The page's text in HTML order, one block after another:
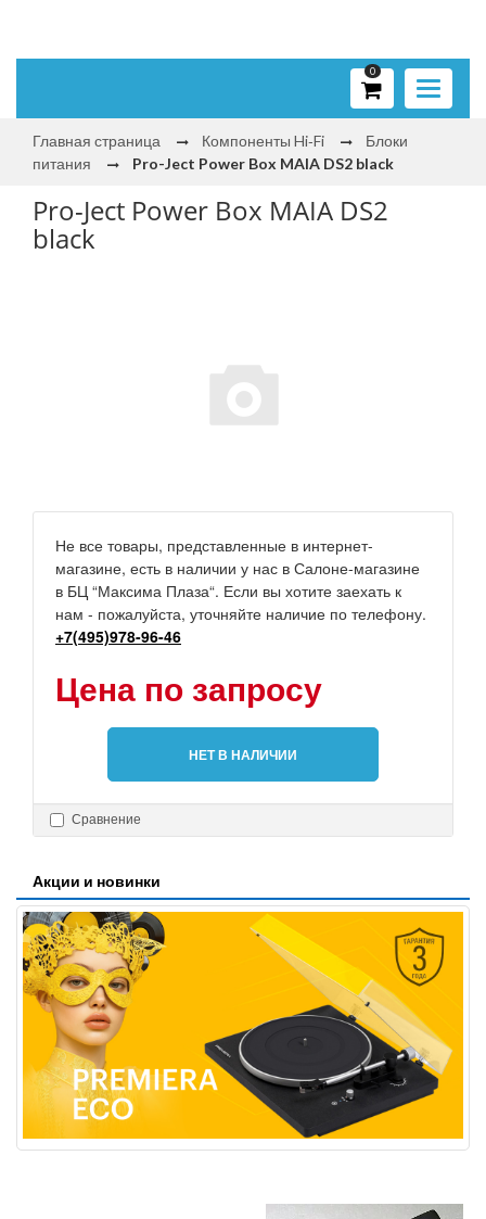
Toggle
0
Главная страница Компоненты Hi‑Fi
Блоки
питания
Pro-Ject Power Box MAIA DS2 black
Pro-Ject Power Box MAIA DS2
black
Не все товары, представленные в интернет-
магазине, есть в наличии у нас в Салоне-магазине
в БЦ “Максима Плаза“. Если вы хотите заехать к
нам - пожалуйста, уточняйте наличие по телефону.
+7(495)978-96-46
Цена по запросу
НЕТ В НАЛИЧИИ
Сравнение
Акции и новинки